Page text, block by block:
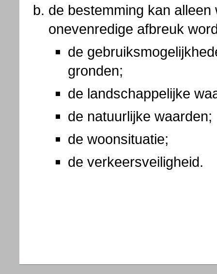
de bestemming kan
onevenredige afbreuk
de
gronden;
de landschappelijke
de natuurlijke waarden;
de woonsituatie;
de verkeersveiligheid.